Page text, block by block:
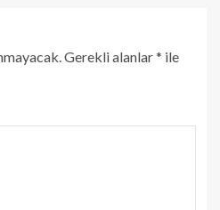
Gerekli alanlar* ile